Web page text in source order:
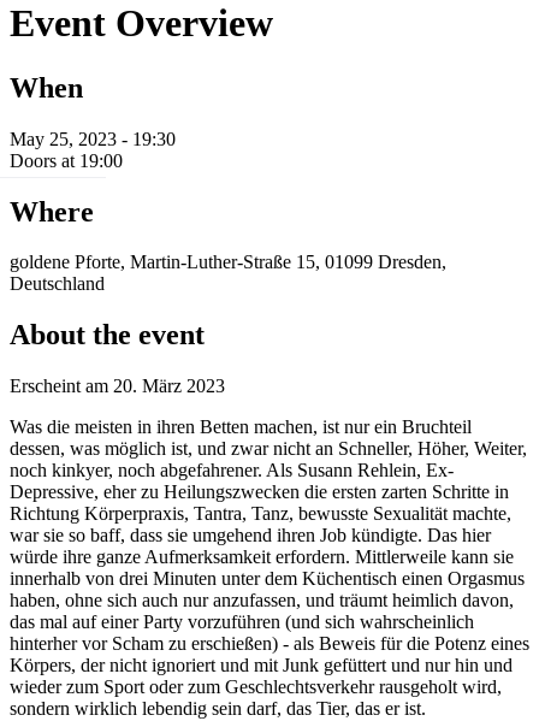
Event Overview
When
May 25, 2023 - 19:30
Doors at 19:00
Where
goldene Pforte, Martin-Luther-Straße 15, 01099 Dresden,
Deutschland
About the event
Erscheint am 20. März 2023
Was die meisten in ihren Betten machen, ist nur ein Bruchteil
dessen, was möglich ist, und zwar nicht an Schneller, Höher, Weiter,
noch kinkyer, noch abgefahrener. Als Susann Rehlein, Ex-
Depressive, eher zu Heilungszwecken die ersten zarten Schritte in
Richtung Körperpraxis, Tantra, Tanz, bewusste Sexualität machte,
war sie so baff, dass sie umgehend ihren Job kündigte. Das hier
würde ihre ganze Aufmerksamkeit erfordern. Mittlerweile kann sie
innerhalb von drei Minuten unter dem Küchentisch einen Orgasmus
haben, ohne sich auch nur anzufassen, und träumt heimlich davon,
das mal auf einer Party vorzuführen (und sich wahrscheinlich
hinterher vor Scham zu erschießen) - als Beweis für die Potenz eines
Körpers, der nicht ignoriert und mit Junk gefüttert und nur hin und
wieder zum Sport oder zum Geschlechtsverkehr rausgeholt wird,
sondern wirklich lebendig sein darf, das Tier, das er ist.